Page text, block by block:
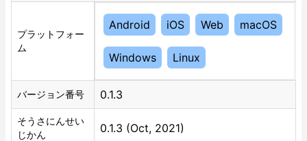
プラットフォー
ム
Android iOS Web macOS
Windows Linux
バージョン番号 0.1.3
そうさにんせい
じかん
0.1.3 (Oct, 2021)